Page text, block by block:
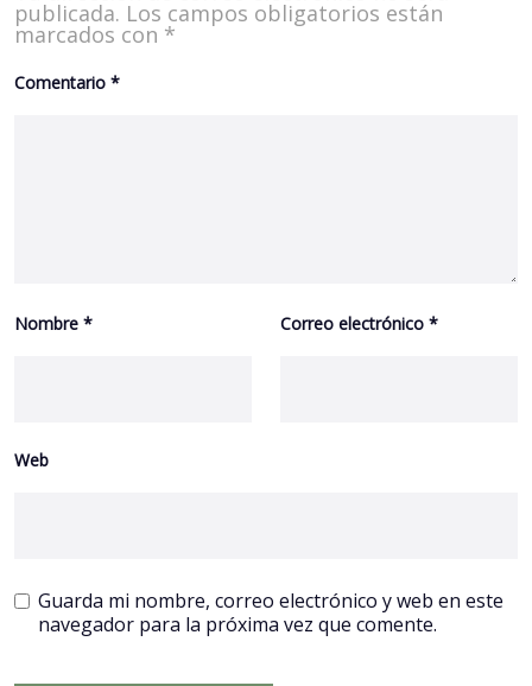
publicada. Los campos obligatorios están
marcados con *
Comentario *
Nombre * Correo electrónico *
Web
Guarda mi nombre, correo electrónico y web en este
navegador para la próxima vez que comente.